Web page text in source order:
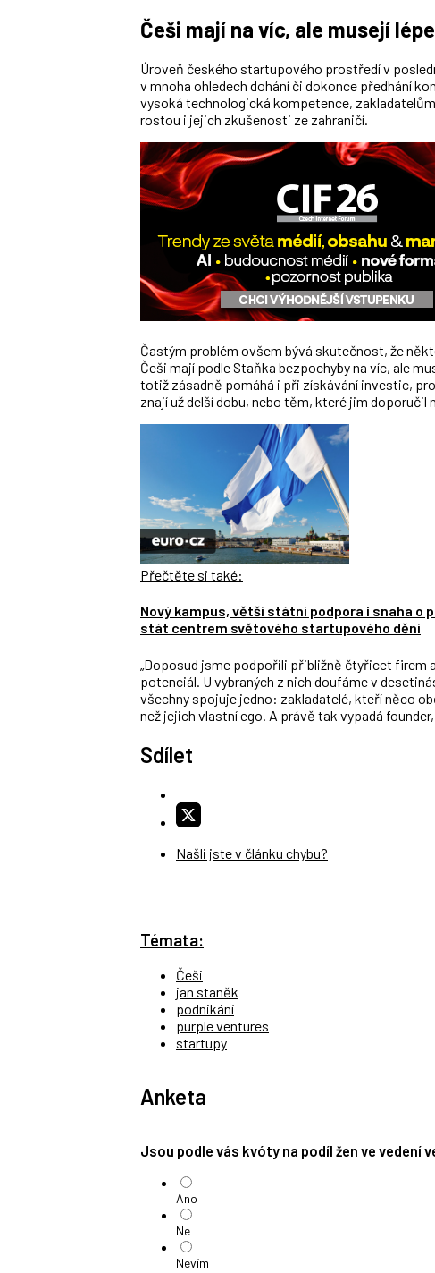
Češi mají na víc, ale musejí
Úroveň českého startupového prostředí v
v mnoha ohledech dohání či dokonce předhání
vysoká technologická kompetence,
rostou i jejich zkušenosti ze zahraničí.
Častým problém ovšem bývá skutečnost, že
Češi mají podle Staňka bezpochyby na víc, ale
totiž zásadně pomáhá i při získávání investic,
znají už delší dobu, nebo těm, které jim doporučil
Přečtěte si také:
Nový kampus, větší státní podpora i snaha
stát centrem světového startupového dění
„Doposud jsme podpořili přibližně čtyřicet firem
potenciál. U vybraných z nich doufáme v
všechny spojuje jedno: zakladatelé, kteří něco
než jejich vlastní ego. A právě tak vypadá
Sdílet
Našli jste v článku chybu?
Témata:
Češi
jan staněk
podnikání
purple ventures
startupy
Anketa
Jsou podle vás kvóty na podíl žen ve vedení
Ano
Ne
Nevím